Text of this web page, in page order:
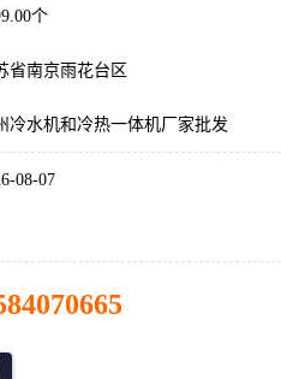
个
省南京雨花台区
冷水机和冷热一体机厂家批发
08-07